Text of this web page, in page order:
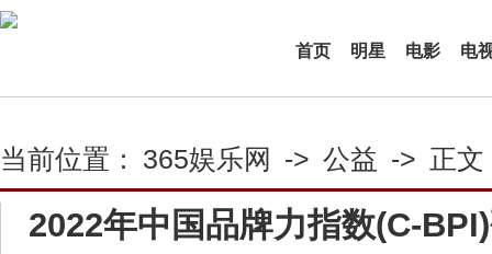
首页 明星 电影 电
当前位置： 365娱乐网 -> 公益 -> 正文
2022年中国品牌力指数(C-